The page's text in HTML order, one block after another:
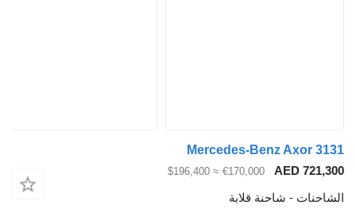
Mercedes-Benz Axor 3131
AED 721,300
€170,000
≈ $196,400
الشاحنات - شاحنة قلابة